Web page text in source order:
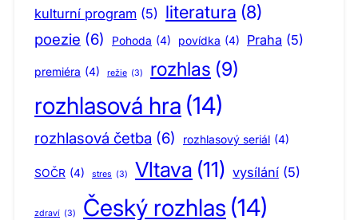
kulturní program (5) literatura (8)
poezie (6) Pohoda (4) povídka (4) Praha (5)
premiéra (4) režie (3) rozhlas (9)
rozhlasová hra (14)
rozhlasová četba (6) rozhlasový seriál (4)
SOČR (4) stres (3) Vltava (11) vysílání (5)
zdraví (3) Český rozhlas (14)